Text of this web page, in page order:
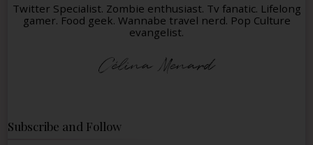
Twitter Specialist. Zombie enthusiast. Tv fanatic. Lifelong
gamer. Food geek. Wannabe travel nerd. Pop Culture
evangelist.
Subscribe and Follow